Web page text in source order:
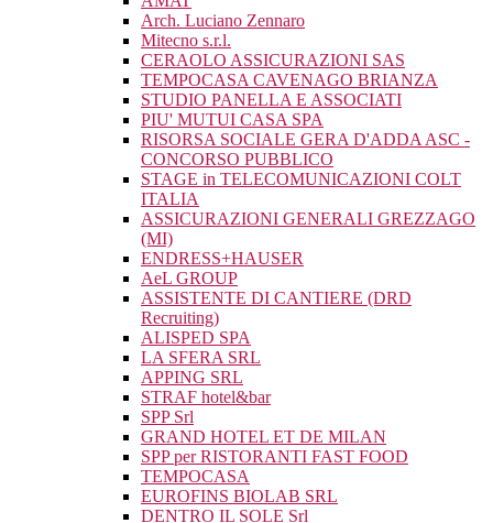
Arch. Luciano Zennaro
Mitecno s.r.l.
CERAOLO ASSICURAZIONI SAS
TEMPOCASA CAVENAGO BRIANZA
STUDIO PANELLA E ASSOCIATI
PIU' MUTUI CASA SPA
RISORSA SOCIALE GERA D'ADDA ASC -
CONCORSO PUBBLICO
STAGE in TELECOMUNICAZIONI COLT
ITALIA
ASSICURAZIONI GENERALI GREZZAGO
(MI)
ENDRESS+HAUSER
AeL GROUP
ASSISTENTE DI CANTIERE (DRD
Recruiting)
ALISPED SPA
LA SFERA SRL
APPING SRL
STRAF hotel&bar
SPP Srl
GRAND HOTEL ET DE MILAN
SPP per RISTORANTI FAST FOOD
TEMPOCASA
EUROFINS BIOLAB SRL
DENTRO IL SOLE Srl